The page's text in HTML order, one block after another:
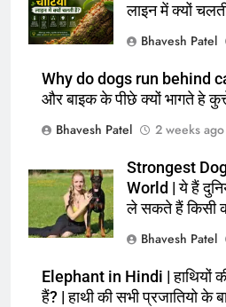
लाइन में क्यों
Bhavesh Patel
Why do dogs run behind
और बाइक के पीछे क्यों भागते हे
Bhavesh Patel
2 weeks ago
Strongest
World | ये हैं
ले सकते हैं किसी
Bhavesh Patel
Elephant in Hindi | हाथियों
हैं? | हाथी की सभी प्रजातियो के